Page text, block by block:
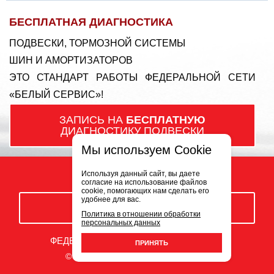
БЕСПЛАТНАЯ ДИАГНОСТИКА
ПОДВЕСКИ, ТОРМОЗНОЙ СИСТЕМЫ
ШИН И АМОРТИЗАТОРОВ
ЭТО СТАНДАРТ РАБОТЫ ФЕДЕРАЛЬНОЙ СЕТИ
«БЕЛЫЙ СЕРВИС»!
ЗАПИСЬ НА БЕСПЛАТНУЮ
ДИАГНОСТИКУ ПОДВЕСКИ
ФЕДЕРАЛЬНАЯ СЕТЬ АВТОСЕРВИСОВ
© ООО «Белый Сервис» 2009-2026
Мы используем Cookie
Используя данный сайт, вы даете
согласие на использование файлов
cookie, помогающих нам сделать его
удобнее для вас.
Политика в отношении обработки
персональных данных
ПРИНЯТЬ